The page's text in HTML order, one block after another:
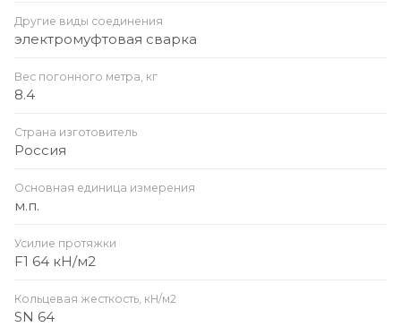
Другие виды соединения
электромуфтовая сварка
Вес погонного метра, кг
8.4
Страна изготовитель
Россия
Основная единица измерения
м.п.
Усилие протяжки
F1 64 кН/м2
Кольцевая жесткость, кН/м2
SN 64